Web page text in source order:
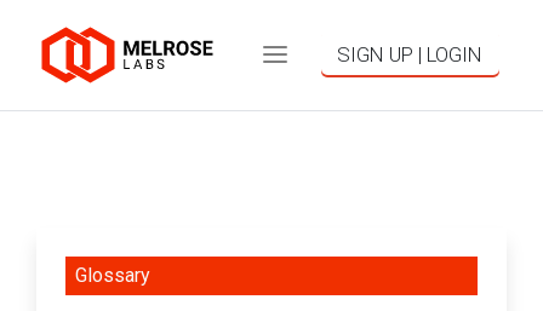
SIGN UP | LOGIN
Glossary